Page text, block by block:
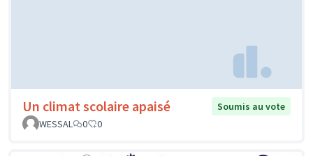
Un climat scolaire apaisé
Soumis au vote
WESSAL
0 0